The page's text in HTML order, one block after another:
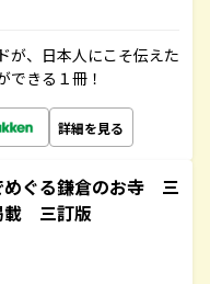
が、日本人にこそ伝えた
できる１冊！
詳細を見る
ぐる鎌倉のお寺 三
載 三訂版